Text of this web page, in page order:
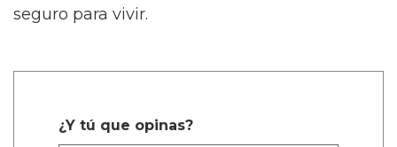
seguro para vivir.
¿Y tú que opinas?